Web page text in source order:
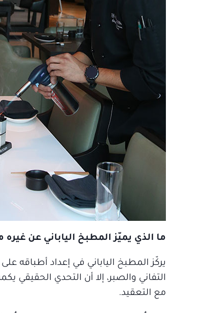
ما الذي يميّز المطبخ الياباني عن
يركّز المطبخ الياباني في إعداد أطباقه
التفاني والصبر، إلا أن التحدي
مع التعقيد.